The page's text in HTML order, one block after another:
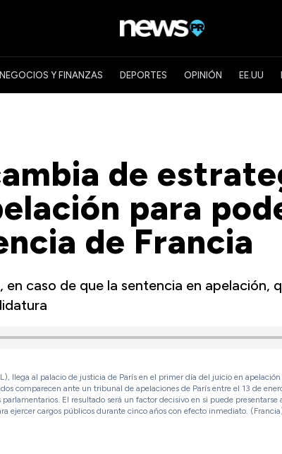
NEGOCIOS Y FINANZAS DEPORTES OPINIÓN EE.UU
de
para
de Francia
caso de que la sentencia en apelación,
llega al palacio de justicia de París en el primer día del juicio en apelación
comparecen ante un tribunal de apelaciones de París entre el 13 de
El resultado será un factor decisivo en si puede presentarse
cargos públicos durante cinco años con efecto inmediato.